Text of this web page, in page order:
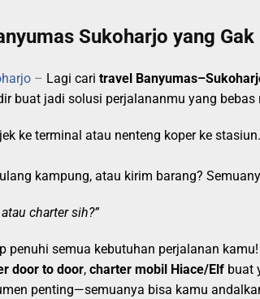
Sukoharjo yang
– Lagi cari travel
buat jadi solusi perjalananmu yang bebas
ke terminal atau nenteng koper ke
kampung, atau kirim barang?
charter sih?”
penuhi semua kebutuhan perjalanan kamu!
door to door, charter mobil Hiace/Elf buat
penting—semuanya bisa kamu